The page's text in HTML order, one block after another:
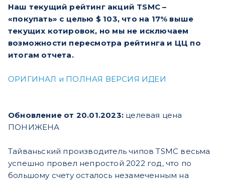
Наш текущий рейтинг акций TSMC –
«покупать» с целью $ 103, что на 17% выше
текущих котировок, но мы не исключаем
возможности пересмотра рейтинга и ЦЦ по
итогам отчета.
ОРИГИНАЛ и ПОЛНАЯ ВЕРСИЯ ИДЕИ
Обновление от 20.01.2023: целевая цена
ПОНИЖЕНА
Тайваньский производитель чипов TSMC весьма
успешно провел непростой 2022 год, что по
большому счету осталось незамеченным на